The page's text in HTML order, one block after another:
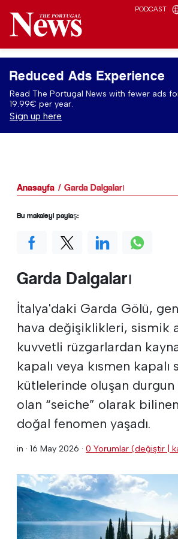
PODCAST
Reduced Ads Experience
Read The Portugal News with fewer ads
19.99€ per year.
Sign up here
Anasayfa Garda Dalgaları
Garda Dalgaları
İtalya'daki Garda Gölü,
hava değişiklikleri, sismik
kuvvetli rüzgarlardan
kapalı veya kısmen kapalı
kütlelerinde oluşan
olan “seiche” olarak
doğal fenomen yaşadı.
in · 16 May 2026 · 0 Yorumlar (değiştir |
Bu makaleyi paylaş: